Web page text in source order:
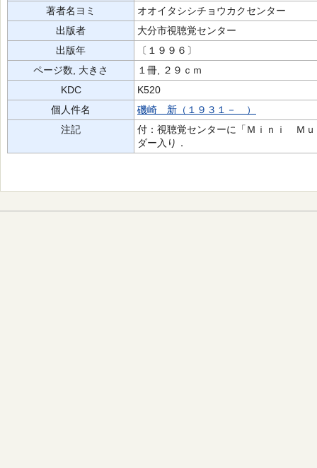
著者名ヨミ
オオイタシシチョウカクセンター
出版者
大分市視聴覚センター
出版年
〔１９９６〕
ページ数, 大きさ
１冊, ２９ｃｍ
KDC
K520
個人件名
磯崎 新（１９３１－ ）
注記
付：視聴覚センターに「Ｍｉｎｉ Ｍ
ダー入り．